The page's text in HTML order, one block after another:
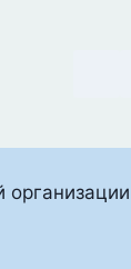
организации